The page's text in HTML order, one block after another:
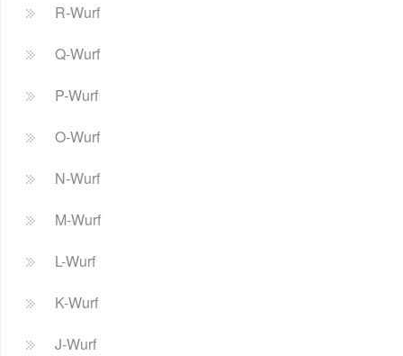
R-Wurf
Q-Wurf
P-Wurf
O-Wurf
N-Wurf
M-Wurf
L-Wurf
K-Wurf
J-Wurf